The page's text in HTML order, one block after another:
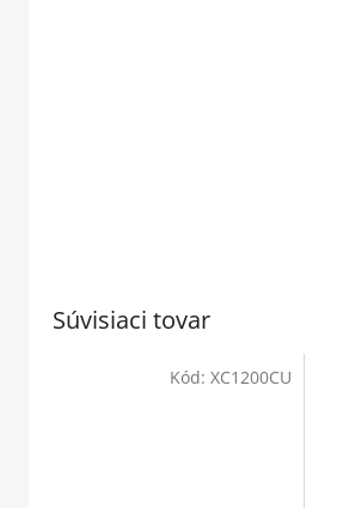
Súvisiaci tovar
Kód: XC1200CU